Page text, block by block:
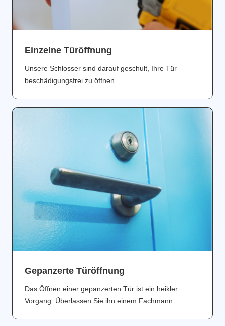
Einzelne Türöffnung
Unsere Schlosser sind darauf geschult, Ihre Tür
beschädigungsfrei zu öffnen
Gepanzerte Türöffnung
Das Öffnen einer gepanzerten Tür ist ein heikler
Vorgang. Überlassen Sie ihn einem Fachmann